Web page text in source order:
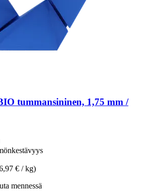
tummansininen, 1,75 mm /
€ / kg)
mennessä